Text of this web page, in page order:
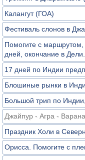
Калангут (ГОА)
Фестиваль слонов в
Помогите с
дней, окончание в Дели.
17 дней по Индии
Блошиные рынки в
Большой трип по
Джайпур - Агра -
Праздник Холи в
Орисса. Помогите с